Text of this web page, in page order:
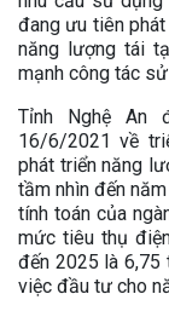
đang ưu tiên
năng lượng tái
mạnh công tác
Tỉnh Nghệ An
16/6/2021 về
phát triển năng
tầm nhìn đến
tính toán của
mức tiêu thụ
đến 2025 là 6,75
việc đầu tư cho